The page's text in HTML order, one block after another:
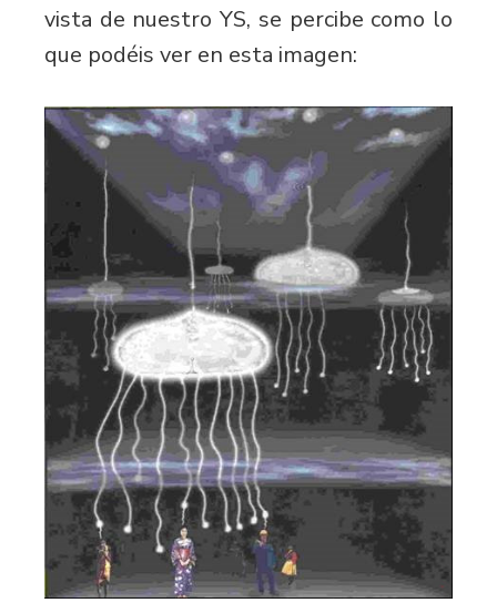
vista de nuestro YS, se percibe como lo
que podéis ver en esta imagen: